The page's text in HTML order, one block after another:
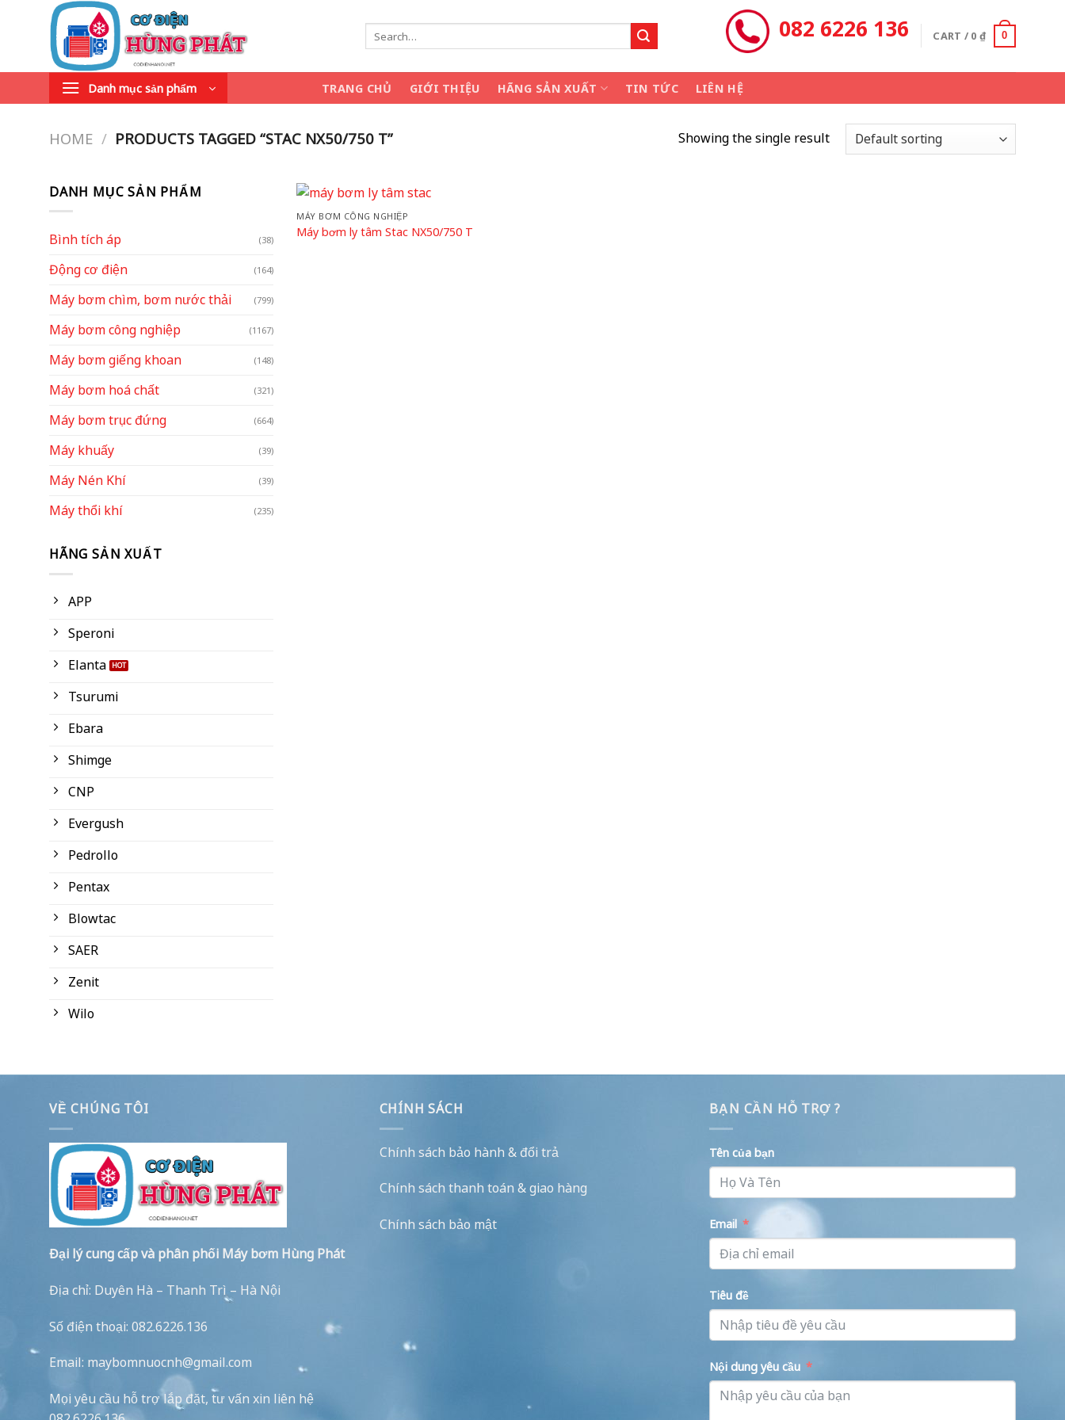
for:
082 6226 136 CART / 0 ₫ 0
Danh mục sản phẩm TRANG CHỦ GIỚI THIỆU HÃNG SẢN XUẤT TIN TỨC LIÊN HỆ
HOME / PRODUCTS TAGGED “STAC NX50/750 T” Showing the single result
DANH MỤC SẢN PHẨM
Bình tích áp (38)
Động cơ điện (164)
Máy bơm chìm, bơm nước thải (799)
Máy bơm công nghiệp (1167)
Máy bơm giếng khoan (148)
Máy bơm hoá chất (321)
Máy bơm trục đứng (664)
Máy khuấy (39)
Máy Nén Khí (39)
Máy thổi khí (235)
HÃNG SẢN XUẤT
APP
Speroni
Elanta
Tsurumi
Ebara
Shimge
CNP
Evergush
Pedrollo
Pentax
Blowtac
SAER
Zenit
Wilo
MÁY BƠM CÔNG NGHIỆP
Máy bơm ly tâm Stac NX50/750 T
VỀ CHÚNG TÔI
Đại lý cung cấp và phân phối Máy bơm Hùng Phát
Địa chỉ: Duyên Hà – Thanh Trì – Hà Nội
Số điện thoại: 082.6226.136
Email: maybomnuocnh@gmail.com
Mọi yêu cầu hỗ trợ lắp đặt, tư vấn xin liên hệ
CHÍNH SÁCH
Chính sách bảo hành & đổi trả
Chính sách thanh toán & giao hàng
Chính sách bảo mật
BẠN CẦN HỖ TRỢ ?
Tên của bạn
Email
Tiêu đề
Nội dung yêu cầu